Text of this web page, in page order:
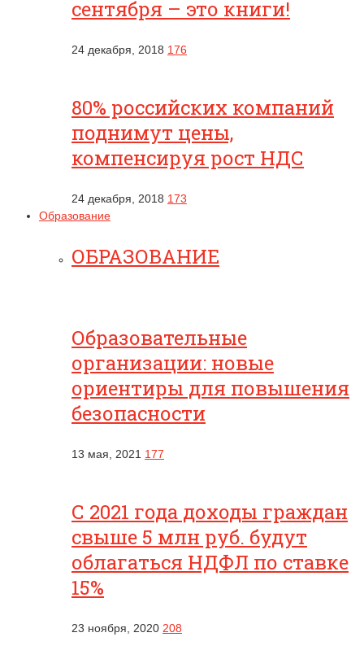
сентября – это книги!
24 декабря, 2018 176
80% российских компаний
поднимут цены,
компенсируя рост НДС
24 декабря, 2018 173
Образование
ОБРАЗОВАНИЕ
Образовательные
организации: новые
ориентиры для повышения
безопасности
13 мая, 2021 177
С 2021 года доходы граждан
свыше 5 млн руб. будут
облагаться НДФЛ по ставке
15%
23 ноября, 2020 208